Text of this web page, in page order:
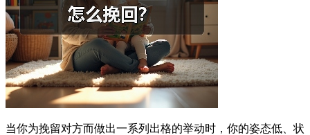
当你为挽留对方而做出一系列出格的举动时，你的姿态低、状